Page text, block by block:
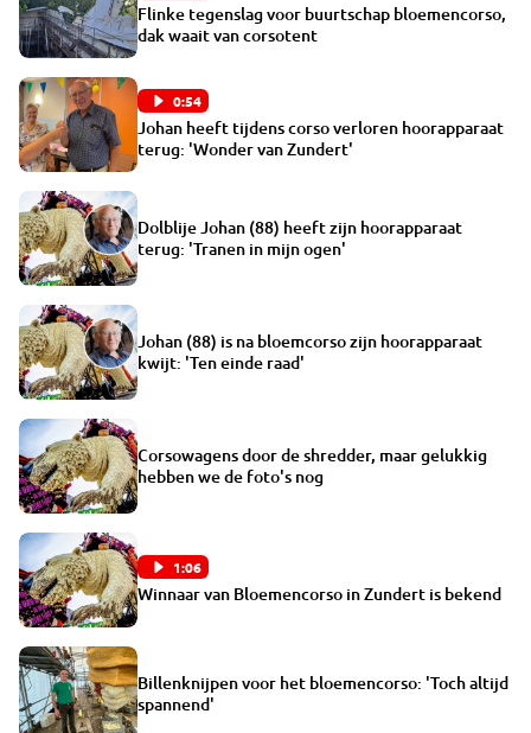
Flinke tegenslag voor buurtschap bloemencorso,
dak waait van corsotent
0:54
Johan heeft tijdens corso verloren hoorapparaat
terug: 'Wonder van Zundert'
Dolblije Johan (88) heeft zijn hoorapparaat
terug: 'Tranen in mijn ogen'
Johan (88) is na bloemcorso zijn hoorapparaat
kwijt: 'Ten einde raad'
Corsowagens door de shredder, maar gelukkig
hebben we de foto's nog
1:06
Winnaar van Bloemencorso in Zundert is bekend
Billenknijpen voor het bloemencorso: 'Toch altijd
spannend'